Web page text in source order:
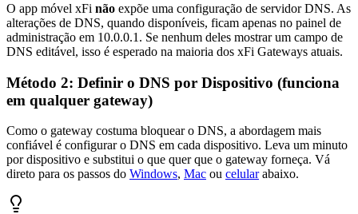
O app móvel xFi não expõe uma configuração de servidor DNS. As
alterações de DNS, quando disponíveis, ficam apenas no painel de
administração em 10.0.0.1. Se nenhum deles mostrar um campo de
DNS editável, isso é esperado na maioria dos xFi Gateways atuais.
Método 2: Definir o DNS por Dispositivo (funciona
em qualquer gateway)
Como o gateway costuma bloquear o DNS, a abordagem mais
confiável é configurar o DNS em cada dispositivo. Leva um minuto
por dispositivo e substitui o que quer que o gateway forneça. Vá
direto para os passos do Windows, Mac ou celularabaixo.